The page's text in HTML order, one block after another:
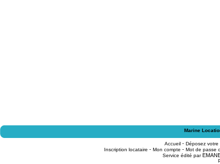
Marine
Accueil - Déposez
Inscription locataire - Mon compte - Mot de passe
Service édité par